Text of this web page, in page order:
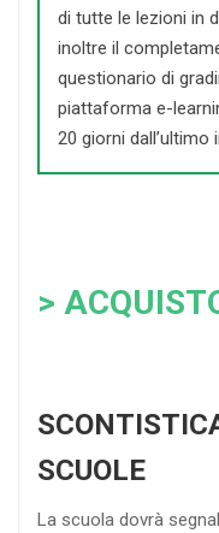
di tutte le lezioni in
inoltre il
questionario di
piattaforma e-
20 giorni dall’ultimo
>
SCUOLE
La scuola dovrà